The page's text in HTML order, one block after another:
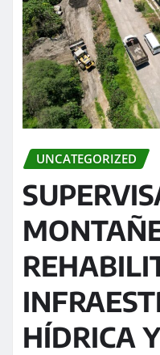
UNCATEGORIZED
HÍDRICA